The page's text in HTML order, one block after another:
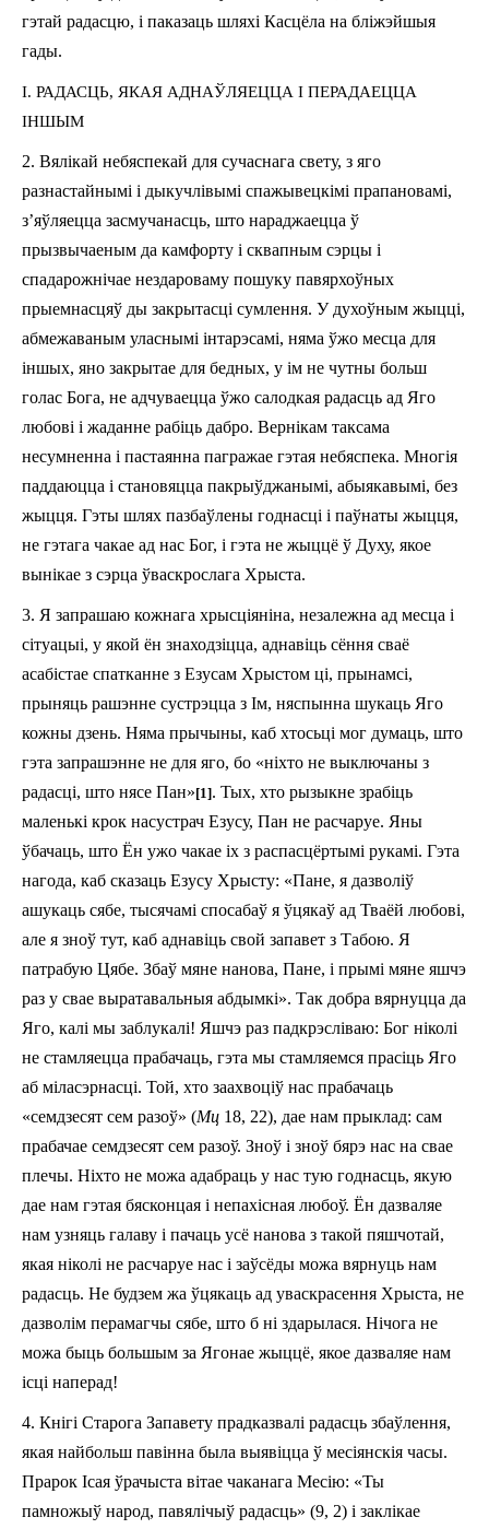
гэтай радасцю, і паказаць шляхі Касцёла на бліжэйшыя
гады.
І. РАДАСЦЬ, ЯКАЯ АДНАЎЛЯЕЦЦА І ПЕРАДАЕЦЦА
ІНШЫМ
2. Вялікай небяспекай для сучаснага свету, з яго
разнастайнымі і дыкучлівымі спажывецкімі пра­па­новамі,
з’яўляецца засмучанасць, што на­ра­джа­ецца ў
прызвычаеным да камфорту і сквапным сэрцы і
спадарожнічае нездароваму пошуку павярхоўных
прыемнасцяў ды закрытасці сумлення. У духоўным жыцці,
абмежаваным уласнымі інтарэсамі, няма ўжо месца для
іншых, яно закрытае для бедных, у ім не чутны больш
голас Бога, не адчуваецца ўжо салодкая радасць ад Яго
любові і жаданне рабіць дабро. Вер­ні­кам таксама
несумненна і пастаянна пагражае гэтая небяспека. Многія
паддаюцца і становяцца пакрыўджанымі, абыякавымі, без
жыцця. Гэты шлях пазбаўлены годнасці і паўнаты жыцця,
не гэтага чакае ад нас Бог, і гэта не жыццё ў Духу, якое
вынікае з сэрца ўваскрослага Хрыста.
3. Я запрашаю кожнага хрысціяніна, незалежна ад месца і
сітуацыі, у якой ён знаходзіцца, аднавіць сёння сваё
асабістае спатканне з Езусам Хрыстом ці, прынамсі,
прыняць рашэнне сустрэцца з Ім, няспынна шукаць Яго
кожны дзень. Няма прычыны, каб хтосьці мог думаць, што
гэта запрашэнне не для яго, бо «ніхто не выключаны з
радасці, што нясе Пан»[1]. Тых, хто рызыкне зрабіць
маленькі крок насустрач Езусу, Пан не расчаруе. Яны
ўбачаць, што Ён ужо чакае іх з распасцёртымі рукамі. Гэта
нагода, каб сказаць Езусу Хрысту: «Пане, я дазволіў
ашукаць сябе, тысячамі спосабаў я ўцякаў ад Тваёй любові,
але я зноў тут, каб аднавіць свой запавет з Табою. Я
патрабую Цябе. Збаў мяне нанова, Пане, і прымі мяне яшчэ
раз у свае выратавальныя абдымкі». Так добра вярнуцца да
Яго, калі мы заблукалі! Яшчэ раз падкрэсліваю: Бог ніколі
не стамляецца прабачаць, гэта мы стамляемся прасіць Яго
аб міласэрнасці. Той, хто заахвоціў нас прабачаць
«семдзесят сем разоў» (Mц 18, 22), дае нам прыклад: сам
прабачае семдзесят сем разоў. Зноў і зноў бярэ нас на свае
плечы. Ніхто не можа адабраць у нас тую год­насць, якую
дае нам гэтая бясконцая і непахісная любоў. Ён дазваляе
нам узняць галаву і пачаць усё нанова з такой пяшчотай,
якая ніколі не расчаруе нас і заўсёды можа вярнуць нам
радасць. Не будзем жа ўцякаць ад уваскрасення Хрыста, не
дазволім перамагчы сябе, што б ні здарылася. Нічога не
можа быць большым за Ягонае жыццё, якое дазваляе нам
ісці наперад!
4. Кнігі Старога Запавету прадказвалі радасць збаў­лення,
якая найбольш павінна была выявіцца ў ме­сіянскія часы.
Прарок Ісая ўрачыста вітае чаканага Месію: «Ты
памножыў народ, павялічыў радасць» (9, 2) і заклікае